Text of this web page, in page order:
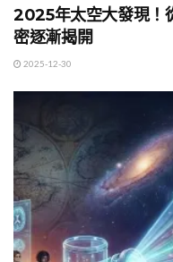
2025年太空大發現！
密逐漸揭開
2025-12-30